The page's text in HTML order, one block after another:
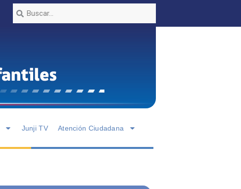
Junji TV Atención Ciudadana